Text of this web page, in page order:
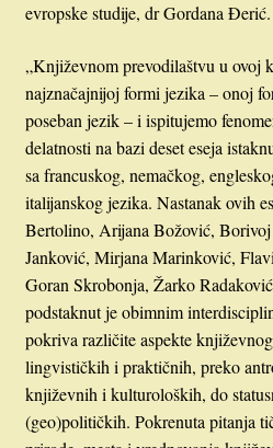
evropske studije, dr Gordana Đerić.
„Književnom prevodilaštvu u ovoj
najznačajnijoj formi jezika – onoj
poseban jezik – i ispitujemo
delatnosti na bazi deset eseja
sa francuskog, nemačkog,
italijanskog jezika. Nastanak ovih
Bertolino, Arijana Božović,
Janković, Mirjana Marinković,
Goran Skrobonja, Žarko
podstaknut je obimnim
pokriva različite aspekte
lingvističkih i praktičnih, preko
književnih i kulturoloških, do
(geo)političkih. Pokrenuta pitanja